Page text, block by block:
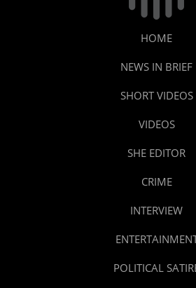
HOME
NEWS IN BRIEF
SHORT VIDEOS
VIDEOS
SHE EDITOR
CRIME
INTERVIEW
POLITICAL